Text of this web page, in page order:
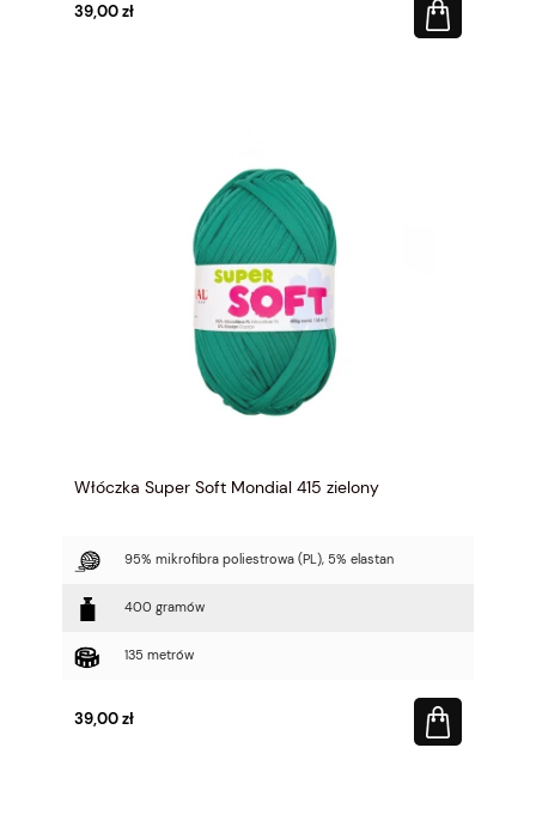
39,00 zł
Włóczka Super Soft Mondial 415 zielony
95% mikrofibra poliestrowa (PL), 5% elastan
400 gramów
135 metrów
39,00 zł